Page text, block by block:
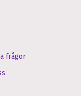
över hela världen.
frågor